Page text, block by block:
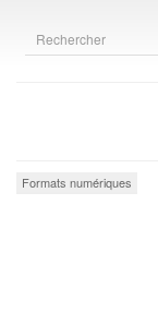
Formats numériques